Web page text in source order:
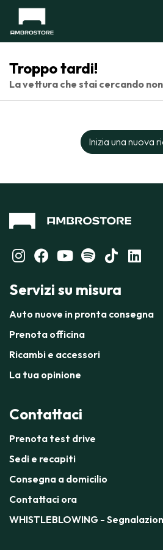
Troppo tardi!
La vettura che stai cercando
Inizia una nuova
Servizi su misura
Auto nuove in pronta consegna
Prenota officina
Ricambi e accessori
La tua opinione
Contattaci
Prenota test drive
Sedi e recapiti
Consegna a domicilio
Contattaci ora
WHISTLEBLOWING -